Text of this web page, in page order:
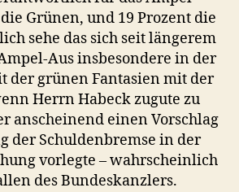
Grünen, und 19 Prozent die
sehe das sich seit längerem
Aus insbesondere in der
der grünen Fantasien mit der
Herrn Habeck zugute zu
anscheinend einen Vorschlag
der Schuldenbremse in der
vorlegte – wahrscheinlich
des Bundeskanzlers.